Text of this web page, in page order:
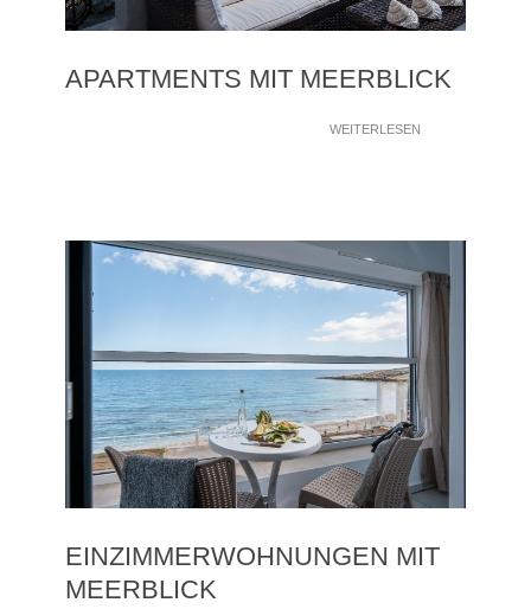
APARTMENTS MIT MEERBLICK
WEITERLESEN
EINZIMMERWOHNUNGEN MIT
MEERBLICK